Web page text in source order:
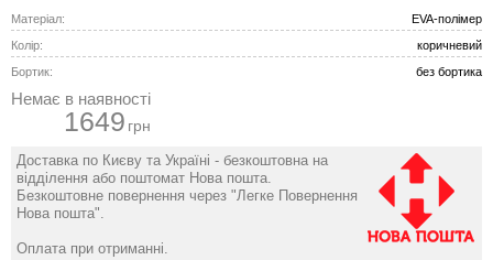
Матеріал:
EVA-полімер
Колір:
коричневий
Бортик:
без бортика
Немає в наявності
1649 грн
Доставка по Києву та Україні - безкоштовна на
відділення або поштомат Нова пошта.
Безкоштовне повернення через "Легке Повернення
Нова пошта".
Оплата при отриманні.